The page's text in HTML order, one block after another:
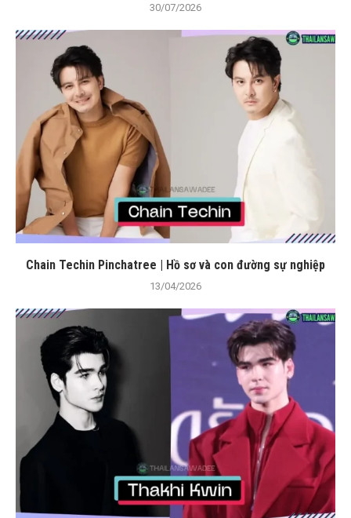
30/07/2026
Chain Techin Pinchatree | Hồ sơ và con đường sự nghiệp
13/04/2026